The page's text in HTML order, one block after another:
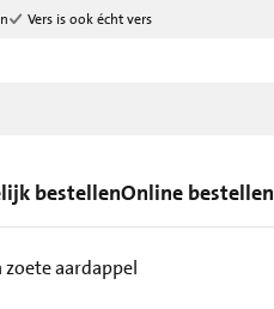
Vers is ook écht vers
bestellenOnline bestellen
aardappel